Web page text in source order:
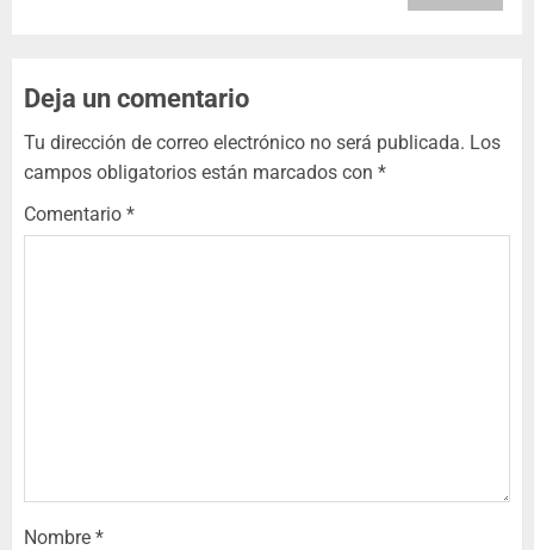
Deja un comentario
Tu dirección de correo electrónico no será publicada. Los
campos obligatorios están marcados con *
Comentario *
Nombre *